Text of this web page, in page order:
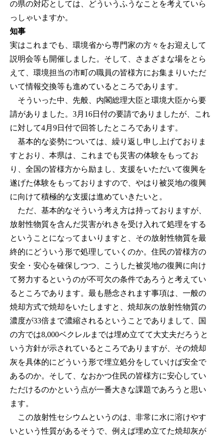
の県の対応としては、どういうふうなことを考えていら
っしゃいますか。
知事
実はこれまでも、環境省から専門家の方々をお迎えして
説明会等も開催しました。そして、さまざまな場をとら
えて、環境担当の市町の職員の皆様方にお集まりいただ
いて情報交換等も進めているところであります。
そういった中、先般、内閣総理大臣と環境大臣から要
請がありました。3月16日付の要請でありましたが、これ
に対して4月9日付で回答したところであります。
基本的な姿勢については、繰り返し申し上げておりま
すとおり、本県は、これまでも災害の体験をもってお
り、全国の皆様方から励まし、支援をいただいて復興を
遂げた体験をもっておりますので、やはり被災地の復興
に向けて積極的な支援は進めていきたいと。
ただ、基本的なそういう考え方は持っておりますが、
放射性物質を含んだ災害がれきを受け入れて処理をする
ということになってまいりますと、その放射性物質を最
終的にどういう形で処理していくのか。住民の皆様方の
安全・安心を確保しつつ、こうした被災地の復興に向け
て努力するというのが不可欠の条件であろうと考えてい
るところであります。最も懸念されます事項は、一般の
焼却方式で焼却をいたしますと、焼却灰の放射性物質の
濃度が33倍まで濃縮されるということでありまして、国
の方では8,000ベクレルまでは埋め立てて大丈夫だろうと
いう方針が示されているところでありますが、その焼却
灰を具体的にどういう形で埋立処分をしていけば安全で
あるのか。そして、なおかつ住民の皆様方に安心してい
ただけるのかという点が一番大きな課題であろうと思い
ます。
この放射性セシウムというのは、非常に水に溶けやす
いという性質があるそうで、例えば埋め立てた焼却灰が